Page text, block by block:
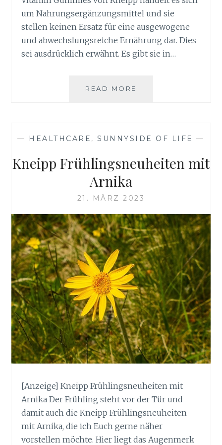
um Nahrungsergänzungsmittel und sie
stellen keinen Ersatz für eine ausgewogene
und abwechslungsreiche Ernährung dar. Dies
sei ausdrücklich erwähnt. Es gibt sie in…
READ MORE
MEHR
— HEALTHCARE ,SUNNYSIDE OF LIFE —
Kneipp Frühlingsneuheiten mit
Arnika
21. MÄRZ 2023
[Anzeige] Kneipp Frühlingsneuheiten mit
Arnika Der Frühling steht vor der Tür und
damit auch die Kneipp Frühlingsneuheiten
mit Arnika, die ich Euch gerne näher
vorstellen möchte. Hier liegt das Augenmerk